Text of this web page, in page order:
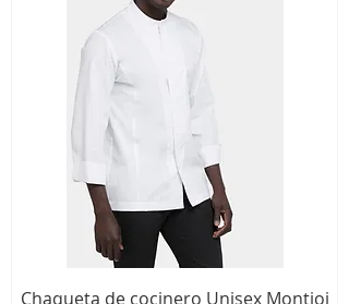
Chaqueta de cocinero Unisex Montjoi